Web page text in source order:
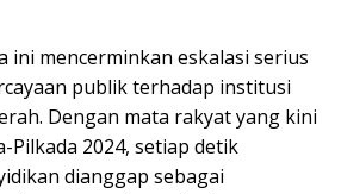
ini mencerminkan eskalasi serius
publik terhadap institusi
Dengan mata rakyat yang kini
Pilkada 2024, setiap detik
dianggap sebagai